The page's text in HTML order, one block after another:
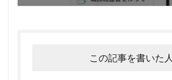
この記事を書いた人